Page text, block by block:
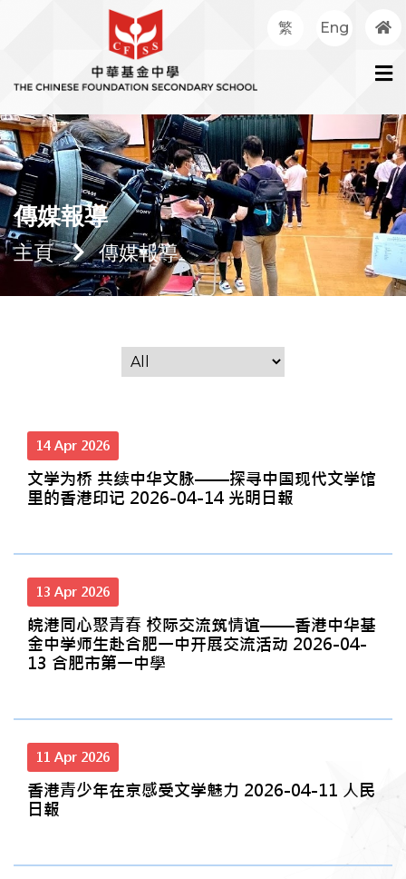
繁 Eng
傳媒報導
主頁 傳媒報導
14 Apr 2026
文学为桥 共续中华文脉——探寻中国现代文学馆
里的香港印记 2026-04-14 光明日報
13 Apr 2026
皖港同心聚青春 校际交流筑情谊——香港中华基
金中学师生赴合肥一中开展交流活动 2026-04-
13 合肥市第一中學
11 Apr 2026
香港青少年在京感受文学魅力 2026-04-11 人民
日報